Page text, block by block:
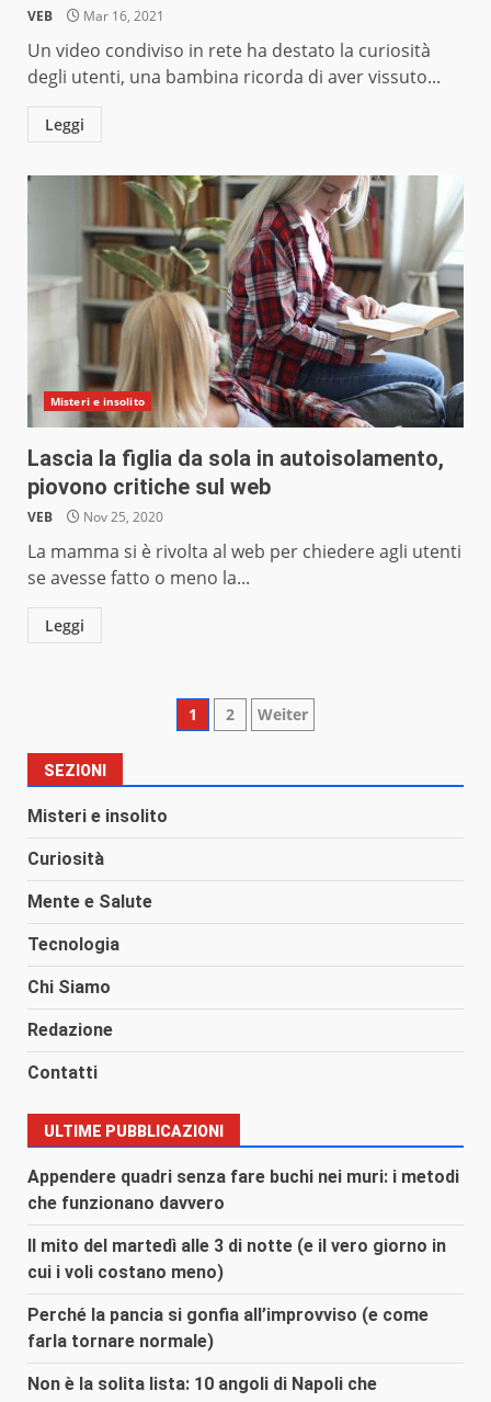
VEB Mar 16, 2021
Un video condiviso in rete ha destato la curiosità
degli utenti, una bambina ricorda di aver vissuto...
Leggi
Misteri e insolito
Lascia la figlia da sola in autoisolamento,
piovono critiche sul web
VEB Nov 25, 2020
La mamma si è rivolta al web per chiedere agli utenti
se avesse fatto o meno la...
Leggi
Paginazione
1 2 Weiter
SEZIONI
Misteri e insolito
Curiosità
Mente e Salute
Tecnologia
Chi Siamo
Redazione
Contatti
ULTIME PUBBLICAZIONI
Appendere quadri senza fare buchi nei muri: i metodi
che funzionano davvero
Il mito del martedì alle 3 di notte (e il vero giorno in
cui i voli costano meno)
Perché la pancia si gonfia all’improvviso (e come
farla tornare normale)
Non è la solita lista: 10 angoli di Napoli che